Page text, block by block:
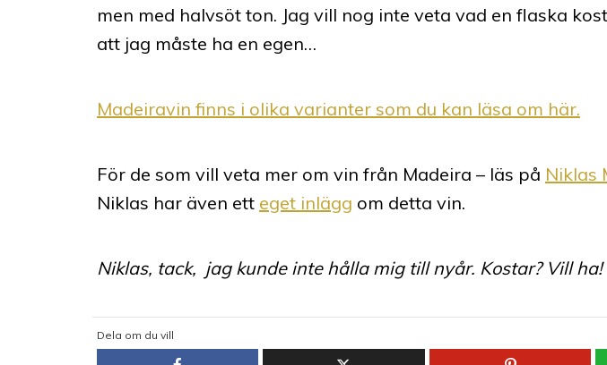
men med halvsöt ton. Jag vill nog inte veta vad en flaska
att jag måste ha en egen…
Madeiravin finns i olika varianter som du kan läsa om här.
För de som vill veta mer om vin från Madeira – läs på Niklas
Niklas har även ett eget inlägg om detta vin.
Niklas, tack, jag kunde inte hålla mig till nyår. Kostar? Vill ha!
Dela om du vill